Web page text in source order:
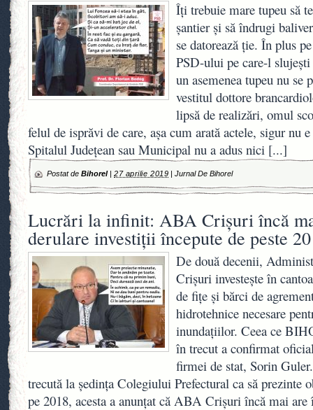
Îți trebuie mare tupeu să
șantier și să îndrugi
se datorează ție. În plus
PSD-ului pe care-l
un asemenea tupeu nu se
vestitul dottore
lipsă de realizări, omul
felul de isprăvi de care, așa cum arată actele, sigur nu
Spitalul Județean sau Municipal nu a adus nici [...]
Postat de Bihorel| 27 aprilie 2019 |Jurnal De Bihorel
Lucrări la infinit: ABA Crişuri încă
derulare investiţii începute de peste
De două decenii,
Crişuri investeşte în
de fiţe şi bărci de
hidrotehnice necesare
inundaţiilor. Ceea ce
în trecut a confirmat
firmei de stat, Sorin
trecută la şedinţa Colegiului Prefectural ca să prezinte
pe 2018, acesta a anunţat că ABA Crişuri încă mai